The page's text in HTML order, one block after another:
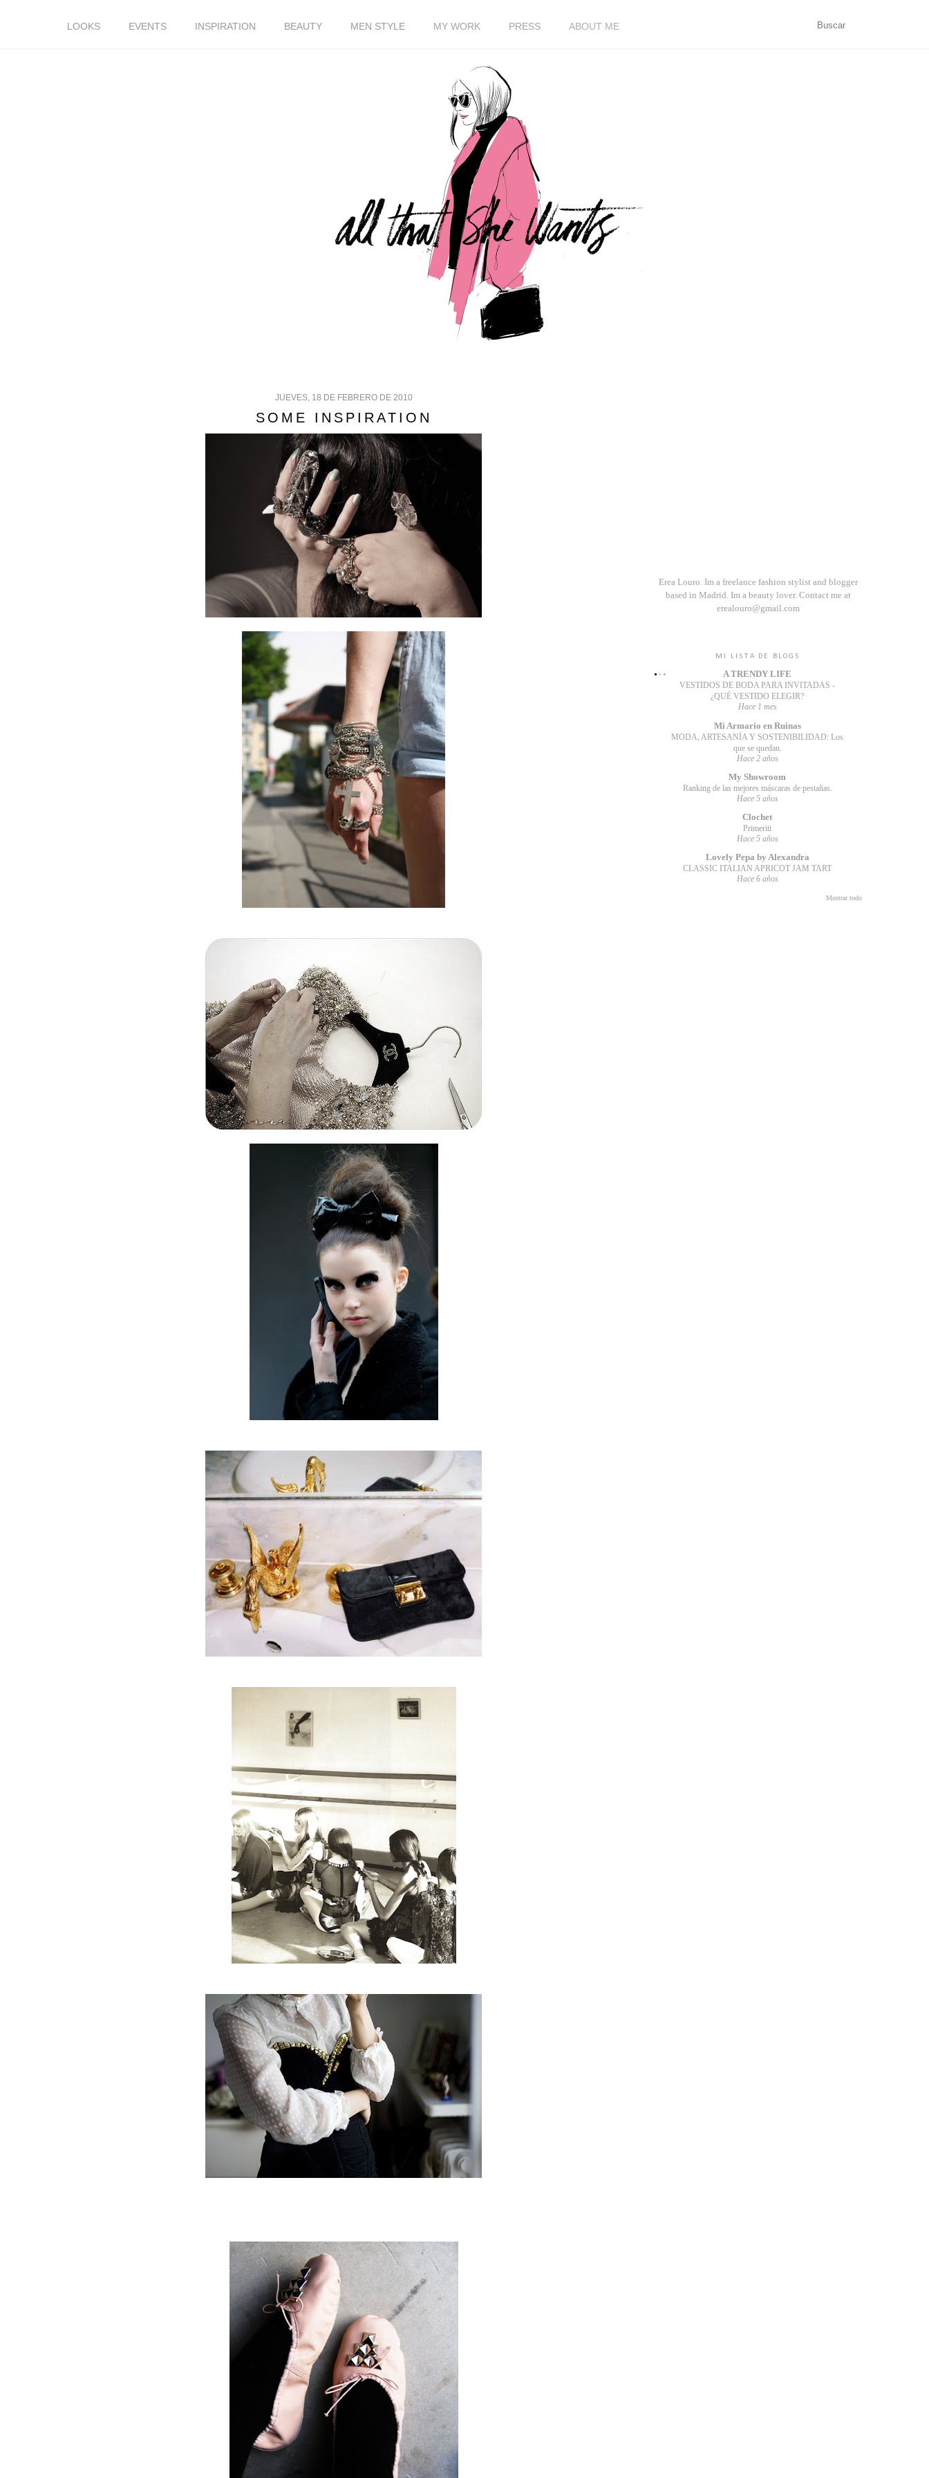
LOOKS EVENTS INSPIRATION BEAUTY MEN STYLE MY WORK PRESS ABOUT ME
JUEVES, 18 DE FEBRERO DE 2010
SOME INSPIRATION
Erea Louro. Im a freelance fashion stylist and blogger
based in Madrid. Im a beauty lover. Contact me at
erealouro@gmail.com
MI LISTA DE BLOGS
A TRENDY LIFE
VESTIDOS DE BODA PARA INVITADAS -
¿QUÉ VESTIDO ELEGIR?
Hace 1 mes
Mi Armario en Ruinas
MODA, ARTESANÍA Y SOSTENIBILIDAD: Los
que se quedan.
Hace 2 años
My Showroom
Ranking de las mejores máscaras de pestañas.
Hace 5 años
Clochet
Primeriti
Hace 5 años
Lovely Pepa by Alexandra
CLASSIC ITALIAN APRICOT JAM TART
Hace 6 años
Mostrar todo